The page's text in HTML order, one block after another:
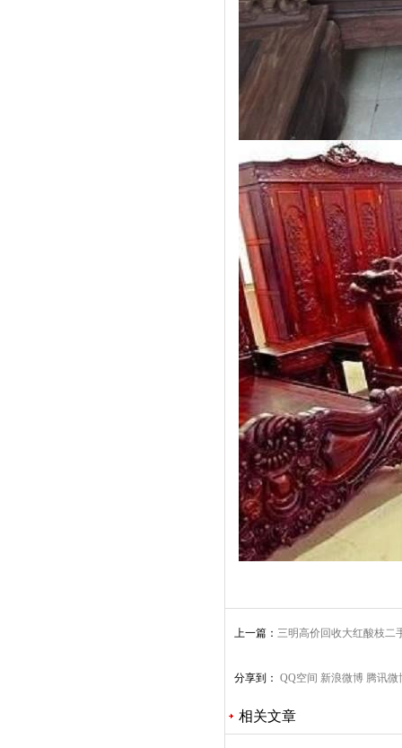
上一篇： 三明高价回收大红酸枝二
分享到： QQ空间 新浪微博 腾讯微
相关文章